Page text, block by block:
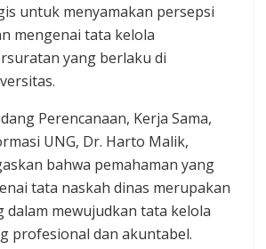
untuk menyamakan persepsi
mengenai tata kelola
yang berlaku di
Perencanaan, Kerja Sama,
UNG, Dr. Harto Malik,
bahwa pemahaman yang
tata naskah dinas merupakan
dalam mewujudkan tata kelola
profesional dan akuntabel.